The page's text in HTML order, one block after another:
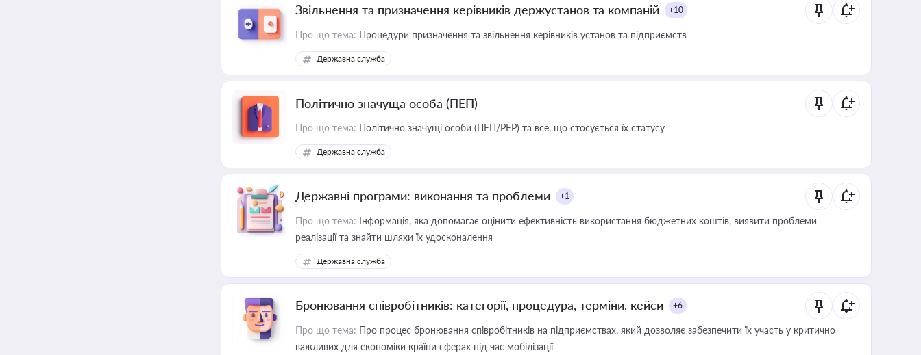
Звільнення та призначення керівників держустанов та компаній +10
Про що тема: Процедури призначення та звільнення керівників установ та підприємств
Державна служба
Політично значуща особа (ПЕП)
Про що тема: Політично значущі особи (ПЕП/PEP) та все, що стосується їх статусу
Державна служба
Державні програми: виконання та проблеми +1
Про що тема: Інформація, яка допомагає оцінити ефективність використання бюджетних коштів, виявити проблеми
реалізації та знайти шляхи їх удосконалення
Державна служба
Бронювання співробітників: категорії, процедура, терміни, кейси +6
Про що тема: Про процес бронювання співробітників на підприємствах, який дозволяє забезпечити їх участь у критично
важливих для економіки країни сферах під час мобілізації